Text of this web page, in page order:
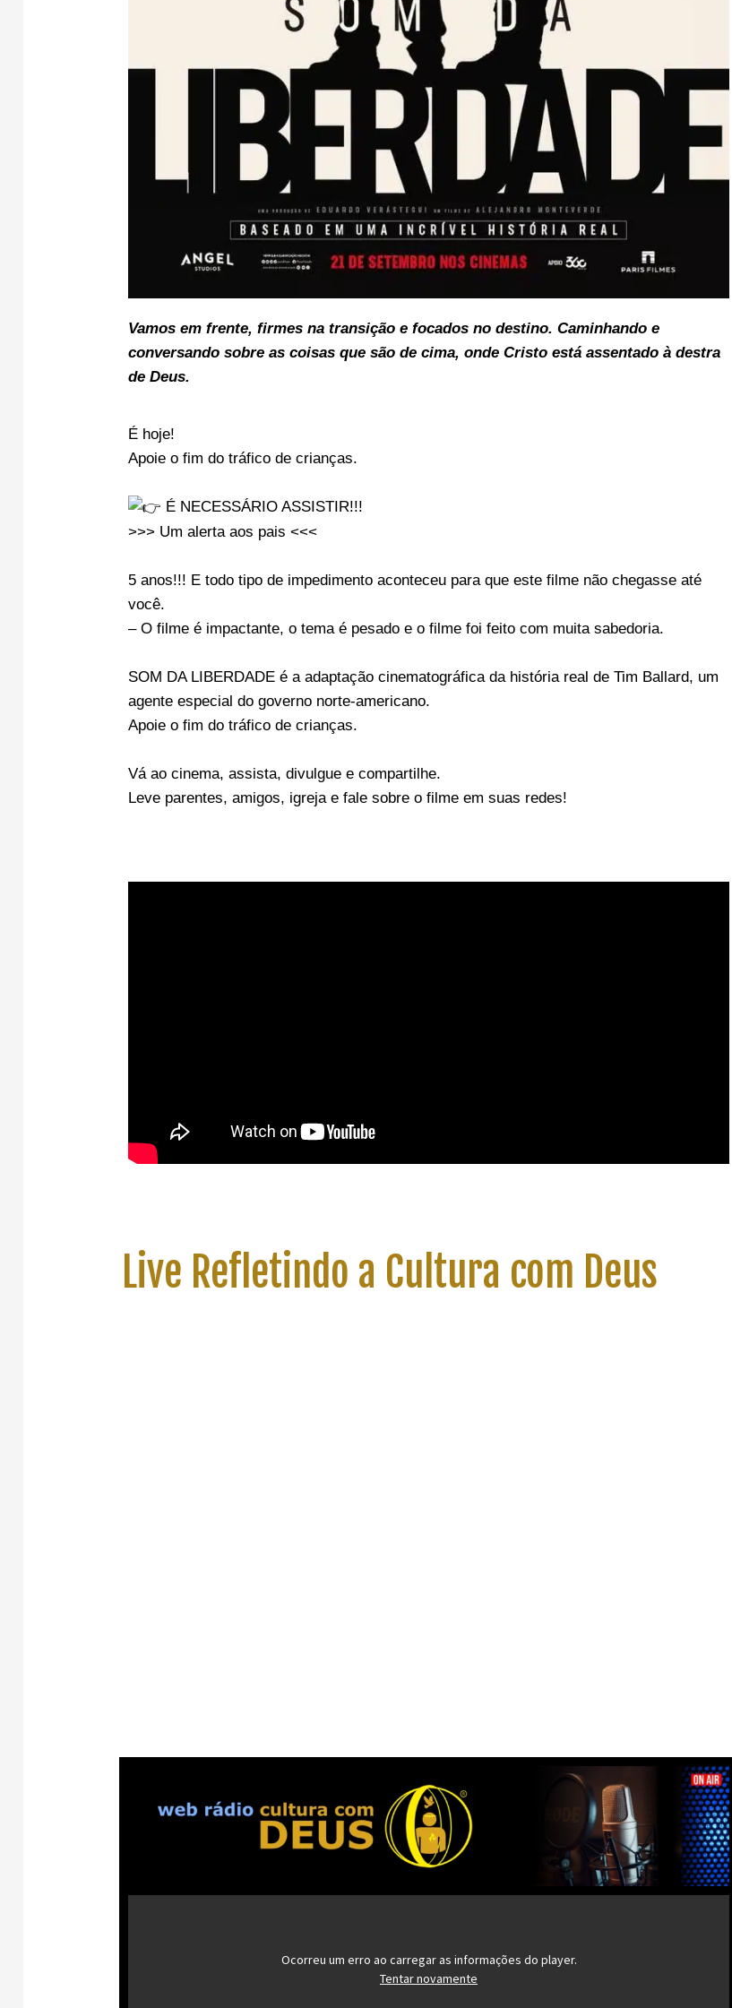
Vamos em frente, firmes na transição e focados no destino. Caminhando e
conversando sobre as coisas que são de cima, onde Cristo está assentado à destra
de Deus.
É hoje!
Apoie o fim do tráfico de crianças.
É NECESSÁRIO ASSISTIR!!!
>>> Um alerta aos pais <<<
5 anos!!! E todo tipo de impedimento aconteceu para que este filme não chegasse até
você.
– O filme é impactante, o tema é pesado e o filme foi feito com muita sabedoria.
SOM DA LIBERDADE é a adaptação cinematográfica da história real de Tim Ballard, um
agente especial do governo norte-americano.
Apoie o fim do tráfico de crianças.
Vá ao cinema, assista, divulgue e compartilhe.
Leve parentes, amigos, igreja e fale sobre o filme em suas redes!
Live Refletindo a Cultura com Deus